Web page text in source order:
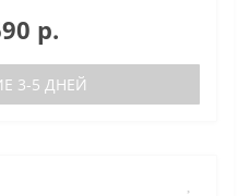
р.
3-5 ДНЕЙ